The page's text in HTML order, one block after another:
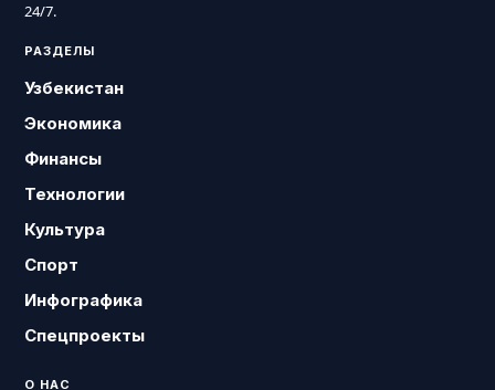
24/7.
РАЗДЕЛЫ
Узбекистан
Экономика
Финансы
Технологии
Культура
Спорт
Инфографика
Спецпроекты
О НАС